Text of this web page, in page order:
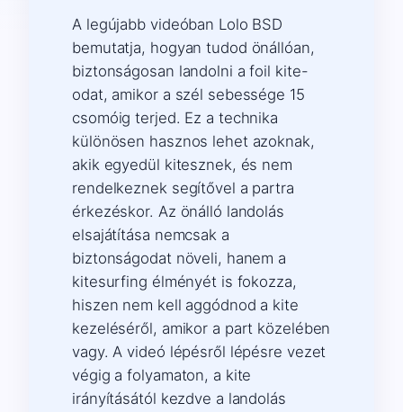
A legújabb videóban Lolo BSD
bemutatja, hogyan tudod önállóan,
biztonságosan landolni a foil kite-
odat, amikor a szél sebessége 15
csomóig terjed. Ez a technika
különösen hasznos lehet azoknak,
akik egyedül kitesznek, és nem
rendelkeznek segítővel a partra
érkezéskor. Az önálló landolás
elsajátítása nemcsak a
biztonságodat növeli, hanem a
kitesurfing élményét is fokozza,
hiszen nem kell aggódnod a kite
kezeléséről, amikor a part közelében
vagy. A videó lépésről lépésre vezet
végig a folyamaton, a kite
irányításától kezdve a landolás